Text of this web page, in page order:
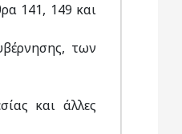
141, 149 και
των
και άλλες